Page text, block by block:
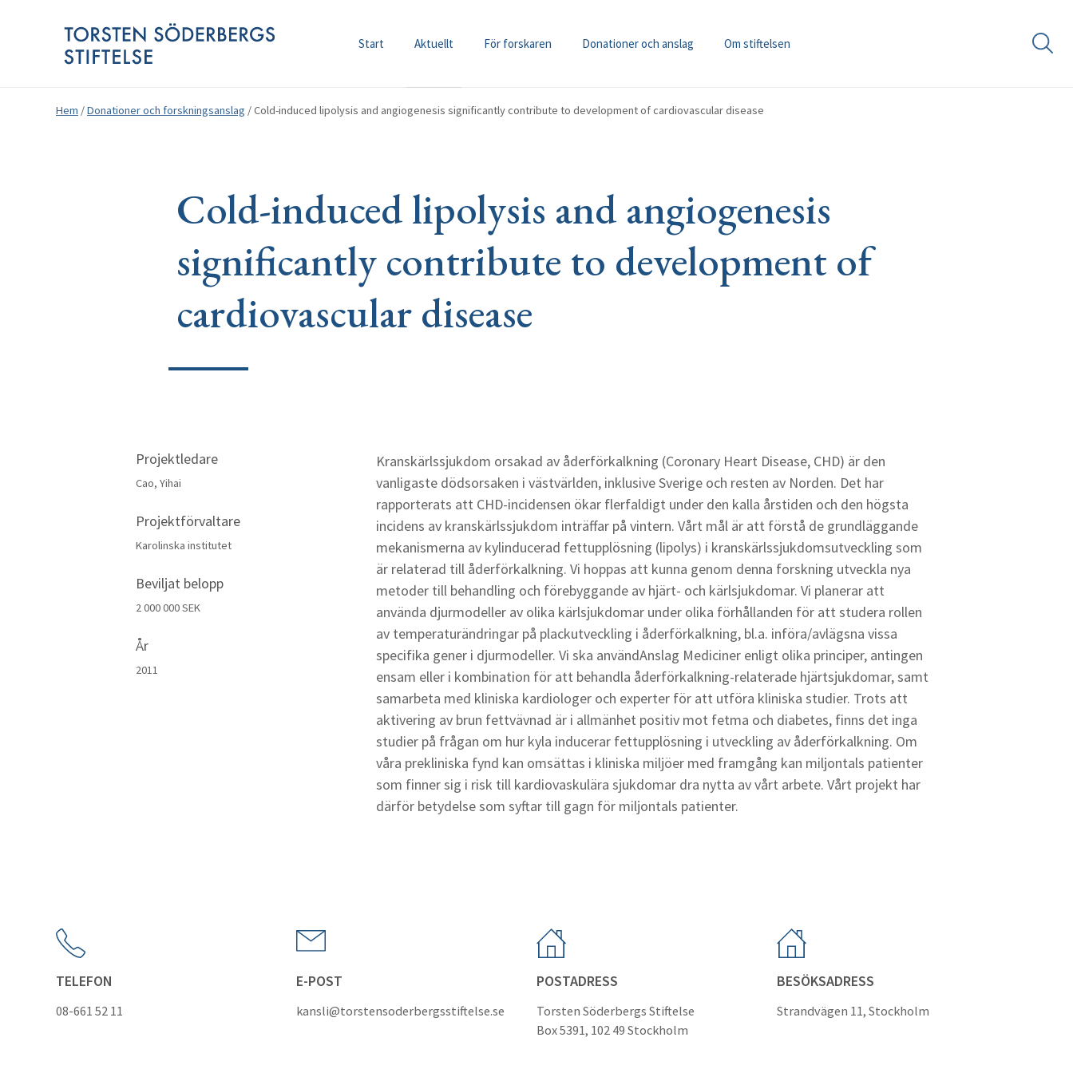
Start Aktuellt För forskaren Donationer och anslag Om stiftelsen
Hem /Donationer och forskningsanslag /Cold-induced lipolysis and angiogenesis significantly contribute to development of cardiovascular disease
Cold-induced lipolysis and angiogenesis
significantly contribute to development of
cardiovascular disease
Projektledare
Cao, Yihai
Projektförvaltare
Karolinska institutet
Beviljat belopp
2 000 000 SEK
År
2011
Kranskärlssjukdom orsakad av åderförkalkning (Coronary Heart Disease, CHD) är den
vanligaste dödsorsaken i västvärlden, inklusive Sverige och resten av Norden. Det har
rapporterats att CHD-incidensen ökar flerfaldigt under den kalla årstiden och den högsta
incidens av kranskärlssjukdom inträffar på vintern. Vårt mål är att förstå de grundläggande
mekanismerna av kylinducerad fettupplösning (lipolys) i kranskärlssjukdomsutveckling som
är relaterad till åderförkalkning. Vi hoppas att kunna genom denna forskning utveckla nya
metoder till behandling och förebyggande av hjärt- och kärlsjukdomar. Vi planerar att
använda djurmodeller av olika kärlsjukdomar under olika förhållanden för att studera rollen
av temperaturändringar på plackutveckling i åderförkalkning, bl.a. införa/avlägsna vissa
specifika gener i djurmodeller. Vi ska användAnslag Mediciner enligt olika principer, antingen
ensam eller i kombination för att behandla åderförkalkning-relaterade hjärtsjukdomar, samt
samarbeta med kliniska kardiologer och experter för att utföra kliniska studier. Trots att
aktivering av brun fettvävnad är i allmänhet positiv mot fetma och diabetes, finns det inga
studier på frågan om hur kyla inducerar fettupplösning i utveckling av åderförkalkning. Om
våra prekliniska fynd kan omsättas i kliniska miljöer med framgång kan miljontals patienter
som finner sig i risk till kardiovaskulära sjukdomar dra nytta av vårt arbete. Vårt projekt har
därför betydelse som syftar till gagn för miljontals patienter.
TELEFON
08-661 52 11
E-POST
kansli@torstensoderbergsstiftelse.se
POSTADRESS
Torsten Söderbergs Stiftelse
Box 5391, 102 49 Stockholm
BESÖKSADRESS
Strandvägen 11, Stockholm